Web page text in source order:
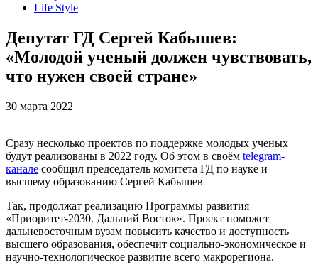
Life Style
Депутат ГД Сергей Кабышев:
«Молодой ученый должен чувствовать,
что нужен своей стране»
30 марта 2022
Сразу несколько проектов по поддержке молодых ученых
будут реализованы в 2022 году. Об этом в своём telegram-
канале сообщил председатель комитета ГД по науке и
высшему образованию Сергей Кабышев
Так, продолжат реализацию Программы развития
«Приоритет-2030. Дальний Восток». Проект поможет
дальневосточным вузам повысить качество и доступность
высшего образования, обеспечит социально-экономическое и
научно-технологическое развитие всего макрорегиона.